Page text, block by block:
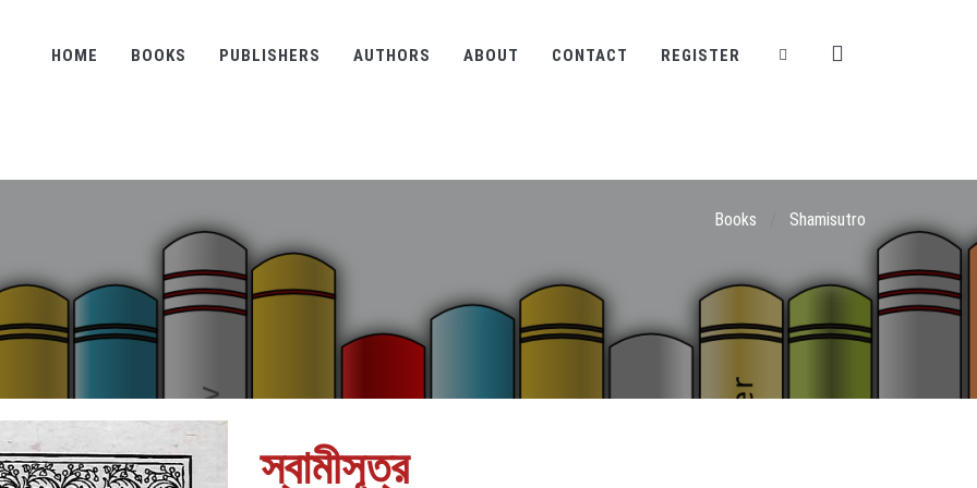
HOME BOOKS PUBLISHERS AUTHORS ABOUT CONTACT REGISTER
Books Shamisutro
স্বামীসূত্র